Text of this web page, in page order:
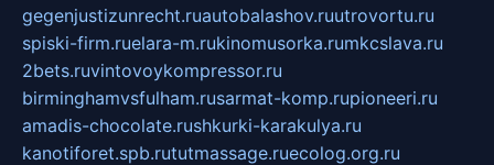
gegenjustizunrecht.ruautobalashov.ruutrovortu.ru
spiski-firm.ruelara-m.rukinomusorka.rumkcslava.ru
2bets.ruvintovoykompressor.ru
birminghamvsfulham.rusarmat-komp.rupioneeri.ru
amadis-chocolate.rushkurki-karakulya.ru
kanotiforet.spb.rututmassage.ruecolog.org.ru